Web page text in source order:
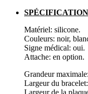
Matériel: silicone.
Couleurs: noir,
Signe médical: oui.
Attache: en option.
Grandeur
Largeur du
Largeur de la